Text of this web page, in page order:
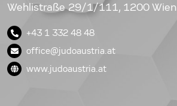
Wehlistraße 29/1/111, 1200 Wien
+43 1 332 48 48
office@judoaustria.at
www.judoaustria.at